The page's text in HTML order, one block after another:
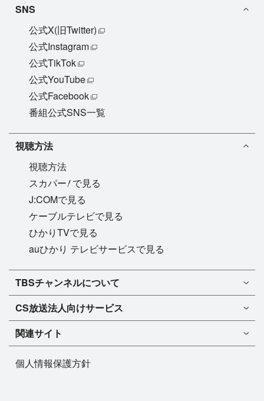
SNS
公式X(旧Twitter)
公式Instagram
公式TikTok
公式YouTube
公式Facebook
番組公式SNS一覧
視聴方法
視聴方法
スカパー!で見る
J:COMで見る
ケーブルテレビで見る
ひかりTVで見る
auひかり テレビサービスで見る
TBSチャンネル1
TBSチャンネル2
マンスリーガイド［PDF］
TBSチャンネルについて
TBSチャンネルについて
FAQ・よくあるご質問
インフォメーション
プレゼント
CS放送法人向けサービス
法人向けサービスについて
TBSチャンネル1
TBSチャンネル2
今月放送
ドラマ
バラエティ
音楽
関連サイト
BS-TBS
個人情報保護方針